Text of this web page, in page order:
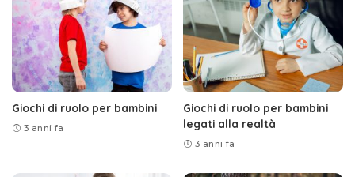
Giochi di ruolo per bambini
3 anni fa
Giochi di ruolo per bambini
legati alla realtà
3 anni fa